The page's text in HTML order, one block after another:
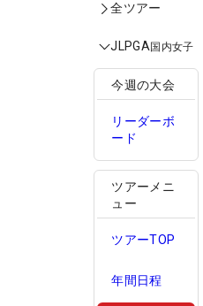
全ツアー
JLPGA国内女子
今週の大会
リーダーボ
ード
ツアーメニ
ュー
ツアーTOP
年間日程